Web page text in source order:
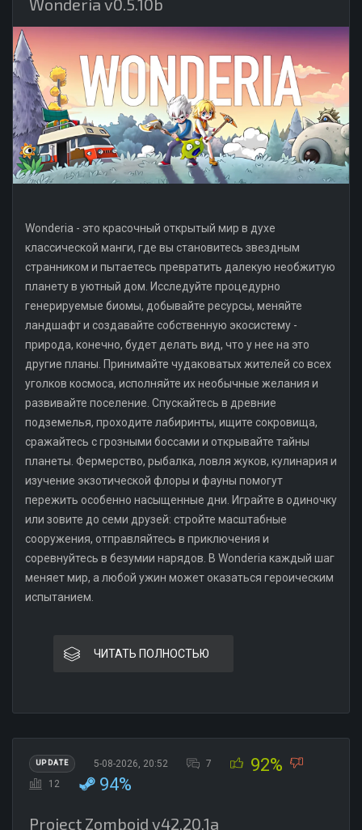
Wonderia - это красочный открытый мир в духе
классической манги, где вы становитесь звездным
странником и пытаетесь превратить далекую необжитую
планету в уютный дом. Исследуйте процедурно
генерируемые биомы, добывайте ресурсы, меняйте
ландшафт и создавайте собственную экосистему -
природа, конечно, будет делать вид, что у нее на это
другие планы. Принимайте чудаковатых жителей со всех
уголков космоса, исполняйте их необычные желания и
развивайте поселение. Спускайтесь в древние
подземелья, проходите лабиринты, ищите сокровища,
сражайтесь с грозными боссами и открывайте тайны
планеты. Фермерство, рыбалка, ловля жуков, кулинария и
изучение экзотической флоры и фауны помогут
пережить особенно насыщенные дни. Играйте в одиночку
или зовите до семи друзей: стройте масштабные
сооружения, отправляйтесь в приключения и
соревнуйтесь в безумии нарядов. В Wonderia каждый шаг
меняет мир, а любой ужин может оказаться героическим
испытанием.
ЧИТАТЬ ПОЛНОСТЬЮ
UPDATE 5-08-2026, 20:52 7 92%
12 94%
Project Zomboid v42.20.1a